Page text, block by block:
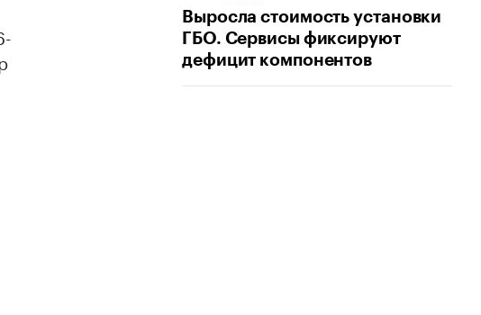
Выросла стоимость установки
ГБО. Сервисы фиксируют
дефицит компонентов